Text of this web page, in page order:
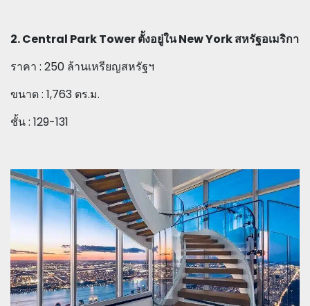
2. Central Park Tower ตั้งอยู่ใน New York สหรัฐอเมริกา
ราคา : 250 ล้านเหรียญสหรัฐฯ
ขนาด : 1,763 ตร.ม.
ชั้น : 129-131